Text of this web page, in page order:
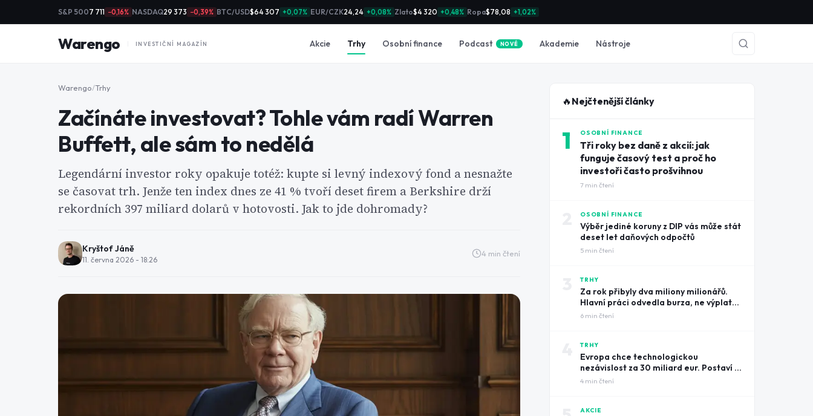
S&P 5007 711 −0,16% NASDAQ29 373 −0,39% BTC/USD$64 307 +0,07% EUR/CZK24,24 +0,08% Zlato$4 320 +0,48% Ropa$78,08 +1,02%
Warengo INVESTIČNÍ MAGAZÍN Akcie Trhy Osobní finance Podcast NOVÉ Akademie Nástroje
Warengo/Trhy
Začínáte investovat? Tohle vám radí Warren
Buffett, ale sám to nedělá
Legendární investor roky opakuje totéž: kupte si levný indexový fond a nesnažte
se časovat trh. Jenže ten index dnes ze 41 % tvoří deset firem a Berkshire drží
rekordních 397 miliard dolarů v hotovosti. Jak to jde dohromady?
Kryštof Jáně
11. června 2026 - 18:26
4 min čtení
🔥 Nejčtenější články
1 OSOBNÍ FINANCE
Tři roky bez daně z akcií: jak
funguje časový test a proč ho
investoři často prošvihnou
7 min čtení
OSOBNÍ FINANCE
Výběr jediné koruny z DIP vás může stát
deset let daňových odpočtů
5 min čtení
TRHY
Za rok přibyly dva miliony milionářů.
Hlavní práci odvedla burza, ne výplatní
pásky
6 min čtení
TRHY
Evropa chce technologickou
nezávislost za 30 miliard eur. Postaví ji
na amerických čipech
4 min čtení
AKCIE